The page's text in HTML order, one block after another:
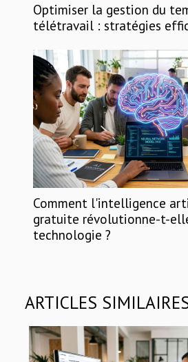
Optimiser la gestion du
télétravail : stratégies
Comment l'intelligence
gratuite révolutionne-t-
technologie ?
ARTICLES